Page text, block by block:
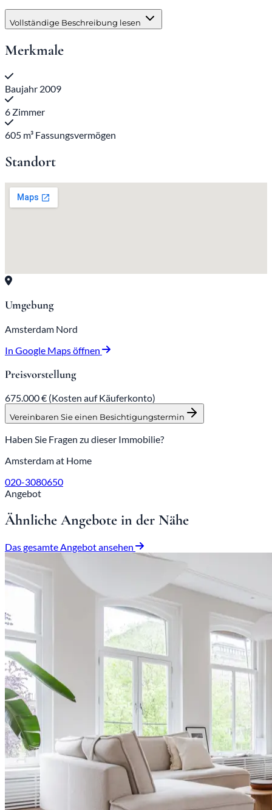
Vollständige Beschreibung lesen
Merkmale
Baujahr 2009
6 Zimmer
605 m³ Fassungsvermögen
Standort
Umgebung
Amsterdam Nord
In Google Maps öffnen
Preisvorstellung
675.000 € (Kosten auf Käuferkonto)
Vereinbaren Sie einen Besichtigungstermin
Haben Sie Fragen zu dieser Immobilie?
Amsterdam at Home
020-3080650
Angebot
Ähnliche Angebote in der Nähe
Das gesamte Angebot ansehen